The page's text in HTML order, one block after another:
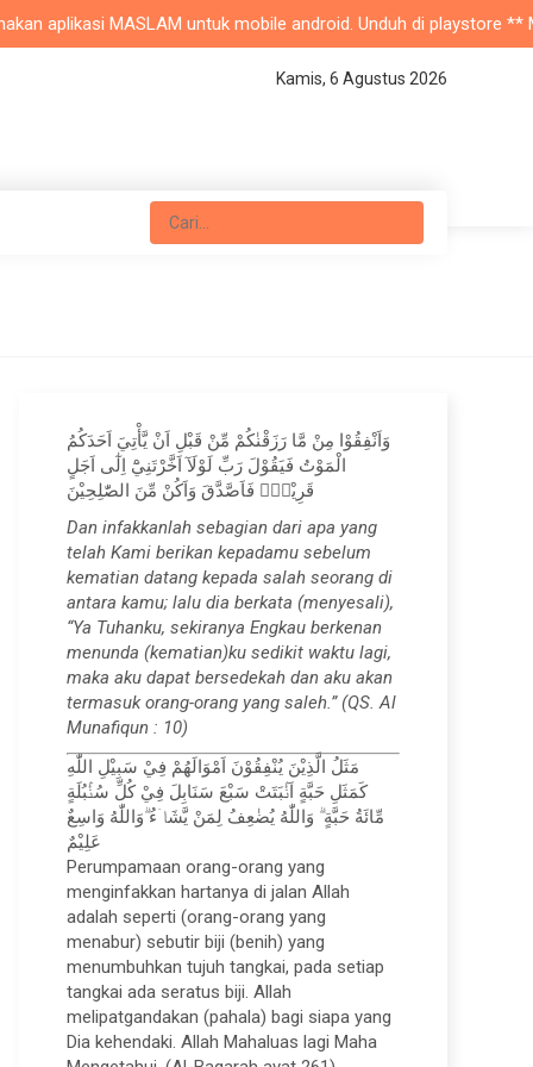
MASLAM untuk mobile android. Unduh di playstore **
Kamis, 6 Agustus 2026
وَاَنْفِقُوْا مِنْ مَّا رَزَقْنٰكُمْ مِّنْ قَبْلِ اَنْ يَّأْتِيَ اَحَدَكُمُ
الْمَوْتُ فَيَقُوْلَ رَبِّ لَوْلَآ اَخَّرْتَنِيْٓ اِلٰٓى اَجَلٍ
قَرِيْبٍۚ فَاَصَّدَّقَ وَاَكُنْ مِّنَ الصّٰلِحِيْنَ
Dan infakkanlah sebagian dari apa yang
telah Kami berikan kepadamu sebelum
kematian datang kepada salah seorang di
antara kamu; lalu dia berkata (menyesali),
“Ya Tuhanku, sekiranya Engkau berkenan
menunda (kematian)ku sedikit waktu lagi,
maka aku dapat bersedekah dan aku akan
termasuk orang-orang yang saleh.” (QS. Al
Munafiqun : 10)
مَثَلُ الَّذِيْنَ يُنْفِقُوْنَ اَمْوَالَهُمْ فِيْ سَبِيْلِ اللّٰهِ
كَمَثَلِ حَبَّةٍ اَنْۢبَتَتْ سَبْعَ سَنَابِلَ فِيْ كُلِّ سُنْۢبُلَةٍ
مِّائَةُ حَبَّةٍ ۗ وَاللّٰهُ يُضٰعِفُ لِمَنْ يَّشَاۤءُ ۗوَاللّٰهُ وَاسِعٌ
عَلِيْمٌ
Perumpamaan orang-orang yang
menginfakkan hartanya di jalan Allah
adalah seperti (orang-orang yang
menabur) sebutir biji (benih) yang
menumbuhkan tujuh tangkai, pada setiap
tangkai ada seratus biji. Allah
melipatgandakan (pahala) bagi siapa yang
Dia kehendaki. Allah Mahaluas lagi Maha